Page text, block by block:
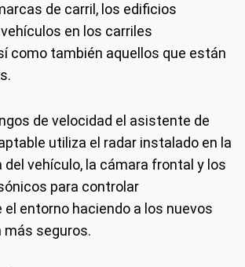
de carril, los edificios
en los carriles
como también aquellos que están
de velocidad el asistente de
utiliza el radar instalado en la
vehículo, la cámara frontal y los
para controlar
entorno haciendo a los nuevos
más seguros.